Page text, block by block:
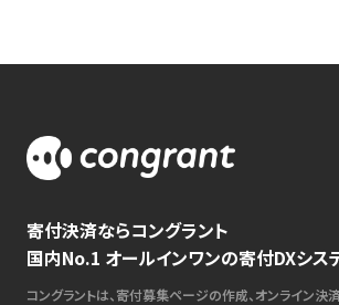
寄付決済ならコングラント
国内No.1 オールインワンの寄付DXシス
コングラントは、寄付募集ページの作成、オンライン決